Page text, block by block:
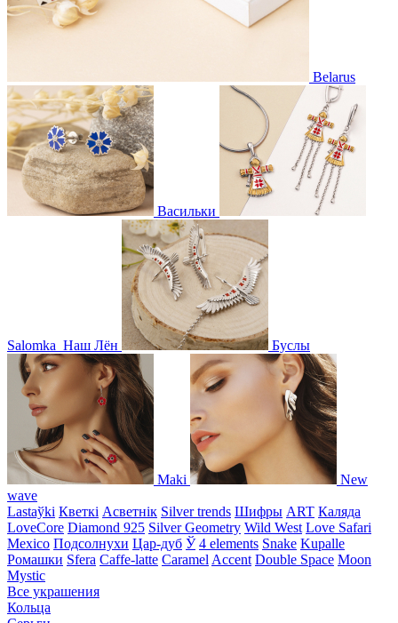
Belarus
Васильки
Salomka Наш Лён Буслы
Maki
New
wave
Lastaўki Кветкі Асветнiк Silver trends Шифры ART Каляда
LoveCore Diamond 925 Silver Geometry Wild West Love Safari
Mexico Подсолнухи Цар-дуб Ў 4 elements Snake Kupalle
Ромашки Sfera Caffe-latte Caramel Accent Double Space Moon
Mystic
Все украшения
Кольца